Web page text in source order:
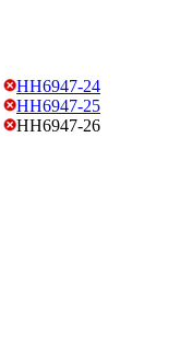
HH6947-24
HH6947-25
HH6947-26